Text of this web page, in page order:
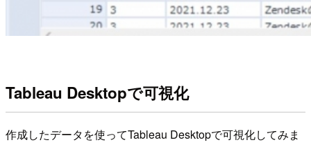
Tableau Desktopで可視化
作成したデータを使ってTableau Desktopで可視化してみま